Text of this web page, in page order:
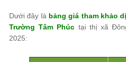
Dưới đây là bảng giá tham khảo
Trường Tâm Phúc tại thị xã
2025: